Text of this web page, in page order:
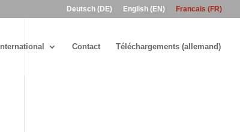
Deutsch (DE) English (EN) Francais (FR)
International Contact Téléchargements (allemand)